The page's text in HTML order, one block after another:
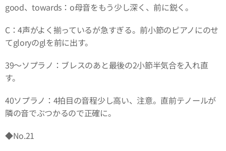
good、towards：o母音をもう少し深く、前に鋭く。
C：4声がよく揃っているが急すぎる。前小節のピアノにのせ
てgloryのglを前に出す。
39～ソプラノ：ブレスのあと最後の2小節半気合を入れ直
す。
40ソプラノ：4拍目の音程少し高い、注意。直前テノールが
隣の音でぶつかるので正確に。
◆No.21